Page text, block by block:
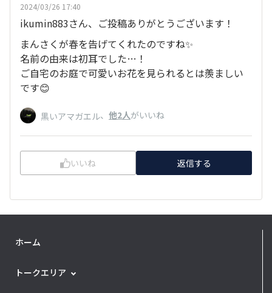
2024/03/26 17:40
ikumin883さん、ご投稿ありがとうございます！
まんさくが春を告げてくれたのですね✨
名前の由来は初耳でした…！
ご自宅のお庭で可愛いお花を見られるとは羨ましい
です😊
黒いアマガエル、 他2人がいいね
いいね 返信する
ホーム
トークエリア